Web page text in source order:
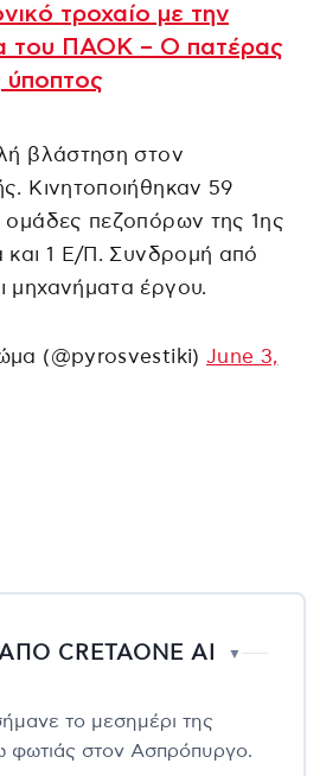
τροχαίο με την
του ΠΑΟΚ – Ο πατέρας
ύποπτος
βλάστηση στον
Κινητοποιήθηκαν 59
ομάδες πεζοπόρων της 1ης
1 Ε/Π. Συνδρομή από
μηχανήματα έργου.
(@pyrosvestiki) June 3,
CRETAONE AI ▼
το μεσημέρι της
φωτιάς στον Ασπρόπυργο.